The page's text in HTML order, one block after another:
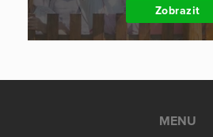
Zobrazit
MENU